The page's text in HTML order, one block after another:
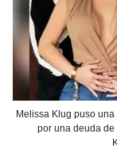
Melissa Klug puso
por una deuda